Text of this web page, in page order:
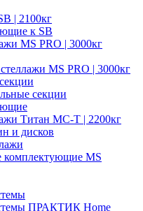
| 2100кг
к SB
MS PRO | 3000кг
MS PRO | 3000кг
секции
Титан МС-Т | 2200кг
и дисков
комплектующие MS
ПРАКТИК Home